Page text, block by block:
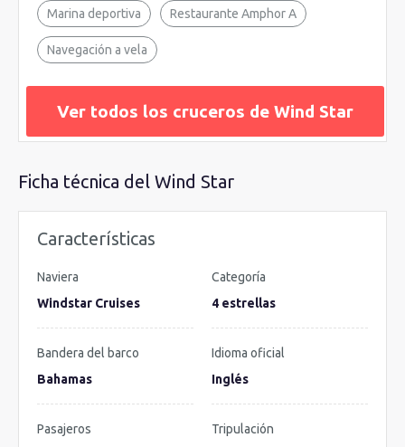
Marina deportiva Restaurante Amphor A
Navegación a vela
Ver todos los cruceros de Wind Star
Ficha técnica del Wind Star
Características
Naviera
Windstar Cruises
Categoría
4 estrellas
Bandera del barco
Bahamas
Idioma oficial
Inglés
Pasajeros
Tripulación